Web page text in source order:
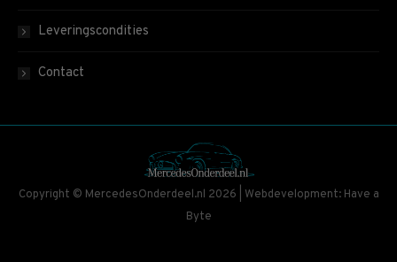
Leveringscondities
Contact
Copyright © MercedesOnderdeel.nl 2026 | Webdevelopment: Have a
Byte